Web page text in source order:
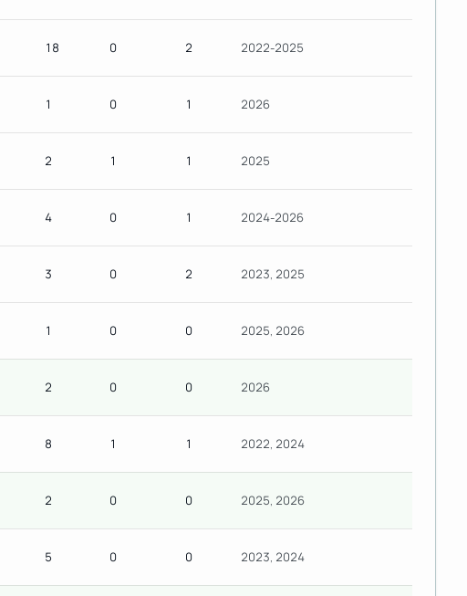
18 0 2 2022-2025
1 0 1 2026
2 1 1 2025
4 0 1 2024-2026
3 0 2 2023, 2025
1 0 0 2025, 2026
2 0 0 2026
8 1 1 2022, 2024
2 0 0 2025, 2026
5 0 0 2023, 2024